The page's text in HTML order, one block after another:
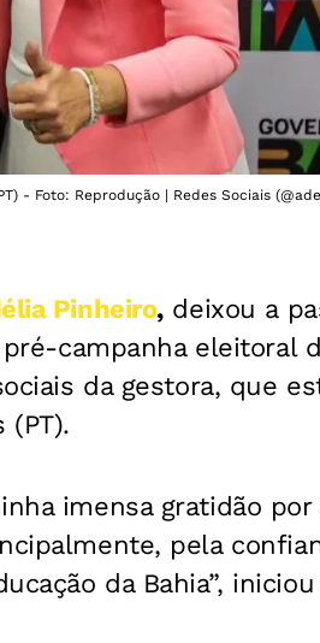
- Foto: Reprodução | Redes Sociais
Pinheiro,deixou a
campanha eleitoral
da gestora, que
(PT).
imensa gratidão por
pela
da Bahia”,